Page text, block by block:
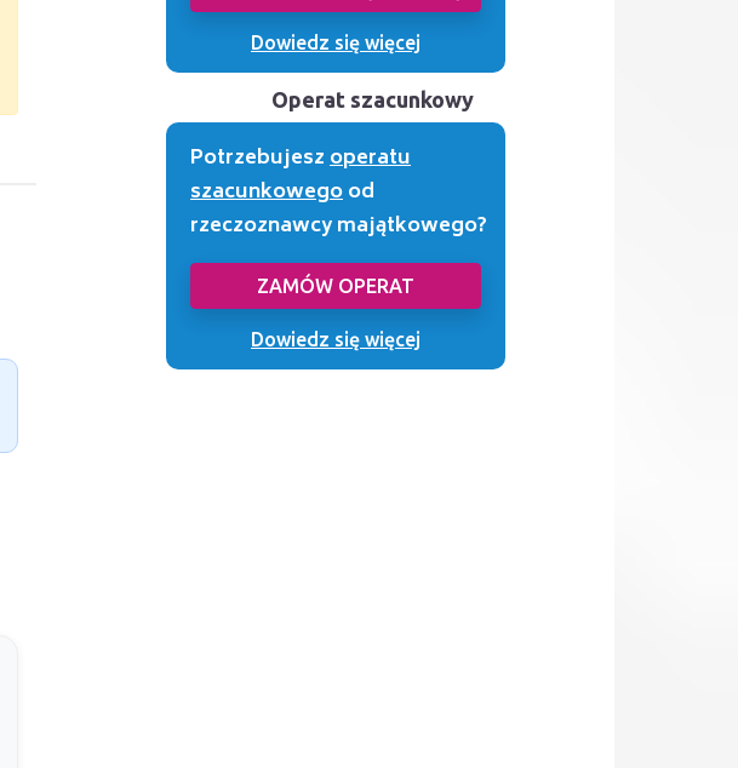
Dowiedz się więcej
Operat szacunkowy
Potrzebujeszoperatu
szacunkowegood
rzeczoznawcy majątkowego?
ZAMÓW OPERAT
Dowiedz się więcej